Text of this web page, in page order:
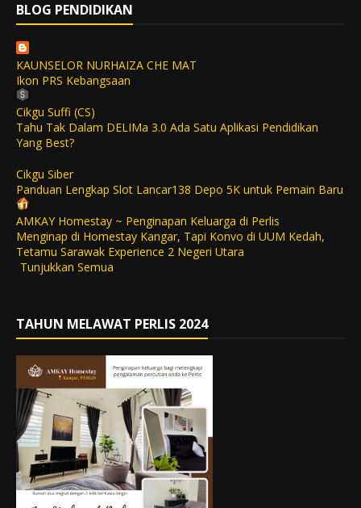
BLOG PENDIDIKAN
KAUNSELOR NURHAIZA CHE MAT
Ikon PRS Kebangsaan
Cikgu Suffi (CS)
Tahu Tak Dalam DELIMa 3.0 Ada Satu Aplikasi Pendidikan
Yang Best?
Cikgu Siber
Panduan Lengkap Slot Lancar138 Depo 5K untuk Pemain Baru
AMKAY Homestay ~ Penginapan Keluarga di Perlis
Menginap di Homestay Kangar, Tapi Konvo di UUM Kedah,
Tetamu Sarawak Experience 2 Negeri Utara
Tunjukkan Semua
TAHUN MELAWAT PERLIS 2024